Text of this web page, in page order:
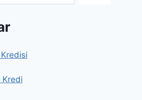
Kredisi
Kredi